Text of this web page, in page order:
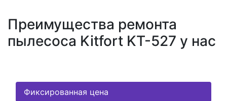
Преимущества ремонта
пылесоса Kitfort KT-527 у нас
Фиксированная цена